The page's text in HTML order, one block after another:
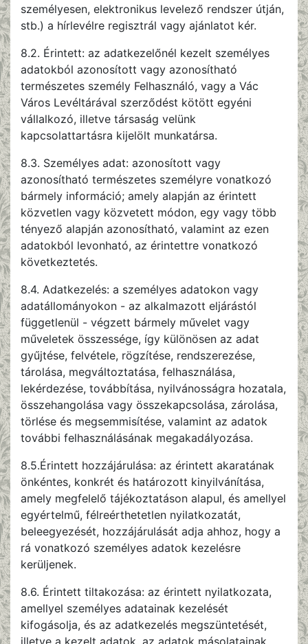
személyesen, elektronikus levelező rendszer útján,
stb.) a hírlevélre regisztrál vagy ajánlatot kér.
8.2. Érintett: az adatkezelőnél kezelt személyes
adatokból azonosított vagy azonosítható
természetes személy Felhasználó, vagy a Vác
Város Levéltárával szerződést kötött egyéni
vállalkozó, illetve társaság velünk
kapcsolattartásra kijelölt munkatársa.
8.3. Személyes adat: azonosított vagy
azonosítható természetes személyre vonatkozó
bármely információ; amely alapján az érintett
közvetlen vagy közvetett módon, egy vagy több
tényező alapján azonosítható, valamint az ezen
adatokból levonható, az érintettre vonatkozó
következtetés.
8.4. Adatkezelés: a személyes adatokon vagy
adatállományokon - az alkalmazott eljárástól
függetlenül - végzett bármely művelet vagy
műveletek összessége, így különösen az adat
gyűjtése, felvétele, rögzítése, rendszerezése,
tárolása, megváltoztatása, felhasználása,
lekérdezése, továbbítása, nyilvánosságra hozatala,
összehangolása vagy összekapcsolása, zárolása,
törlése és megsemmisítése, valamint az adatok
további felhasználásának megakadályozása.
8.5.Érintett hozzájárulása: az érintett akaratának
önkéntes, konkrét és határozott kinyilvánítása,
amely megfelelő tájékoztatáson alapul, és amellyel
egyértelmű, félreérthetetlen nyilatkozatát,
beleegyezését, hozzájárulását adja ahhoz, hogy a
rá vonatkozó személyes adatok kezelésre
kerüljenek.
8.6. Érintett tiltakozása: az érintett nyilatkozata,
amellyel személyes adatainak kezelését
kifogásolja, és az adatkezelés megszüntetését,
illetve a kezelt adatok, az adatok másolatainak